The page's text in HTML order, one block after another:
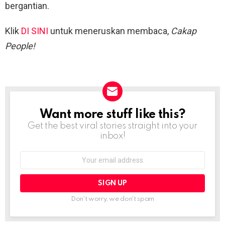
bergantian.
Klik DI SINI untuk meneruskan membaca, Cakap
People!
NEWSLETTER
Want more stuff like this?
Get the best viral stories straight into your
inbox!
Don't worry, we don't spam